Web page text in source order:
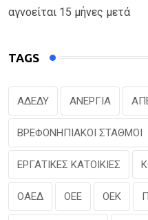
αγνοείται 15 μήνες μετά
TAGS
ΑΔΕΔΥ ΑΝΕΡΓΙΑ
ΒΡΕΦΟΝΗΠΙΑΚΟΙ ΣΤΑΘΜΟΙ
ΕΡΓΑΤΙΚΕΣ ΚΑΤΟΙΚΙΕΣ
ΟΑΕΔ ΟΕΕ ΟΕΚ